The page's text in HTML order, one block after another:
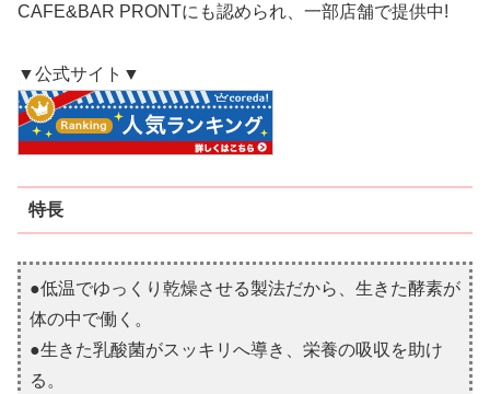
CAFE&BAR PRONTにも認められ、一部店舗で提供中!
▼公式サイト▼
特長
●低温でゆっくり乾燥させる製法だから、生きた酵素が
体の中で働く。
●生きた乳酸菌がスッキリへ導き、栄養の吸収を助け
る。